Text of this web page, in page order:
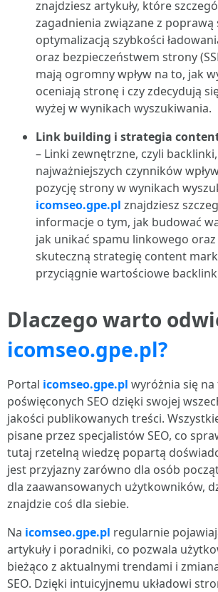
znajdziesz artykuły, które
zagadnienia związane z
optymalizacją szybkości
oraz bezpieczeństwem strony
mają ogromny wpływ na to, jak
oceniają stronę i czy zdecydują
wyżej w wynikach wyszukiwania.
Link building i strategia
– Linki zewnętrzne, czyli
najważniejszych czynników
pozycję strony w wynikach
icomseo.gpe.pl znajdziesz
informacje o tym, jak budować
jak unikać spamu linkowego
skuteczną strategię content
przyciągnie wartościowe
Dlaczego warto
icomseo.gpe.pl?
Portal icomseo.gpe.pl wyróżnia się
poświęconych SEO dzięki swojej
jakości publikowanych treści.
pisane przez specjalistów SEO, co
tutaj rzetelną wiedzę popartą
jest przyjazny zarówno dla osób
dla zaawansowanych użytkowników,
znajdzie coś dla siebie.
Na icomseo.gpe.pl regularnie
artykuły i poradniki, co pozwala
bieżąco z aktualnymi trendami i
SEO. Dzięki intuicyjnemu układowi